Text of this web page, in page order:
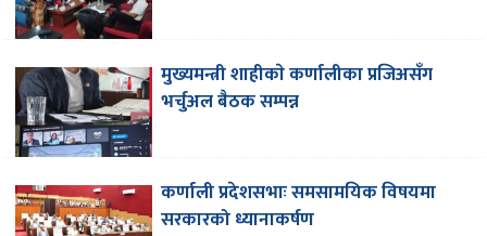
मुख्यमन्त्री शाहीकाे कर्णालीका प्रजिअसँग
भर्चुअल बैठक सम्पन्न
कर्णाली प्रदेशसभाः समसामयिक विषयमा
सरकारको ध्यानाकर्षण